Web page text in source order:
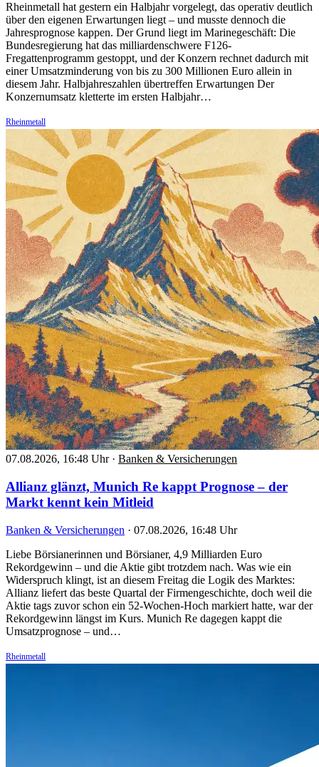
Rheinmetall hat gestern ein Halbjahr vorgelegt, das operativ deutlich
über den eigenen Erwartungen liegt – und musste dennoch die
Jahresprognose kappen. Der Grund liegt im Marinegeschäft: Die
Bundesregierung hat das milliardenschwere F126-
Fregattenprogramm gestoppt, und der Konzern rechnet dadurch mit
einer Umsatzminderung von bis zu 300 Millionen Euro allein in
diesem Jahr. Halbjahreszahlen übertreffen Erwartungen Der
Konzernumsatz kletterte im ersten Halbjahr…
Rheinmetall
07.08.2026, 16:48 Uhr · Banken & Versicherungen
Allianz glänzt, Munich Re kappt Prognose – der
Markt kennt kein Mitleid
Banken & Versicherungen · 07.08.2026, 16:48 Uhr
Liebe Börsianerinnen und Börsianer, 4,9 Milliarden Euro
Rekordgewinn – und die Aktie gibt trotzdem nach. Was wie ein
Widerspruch klingt, ist an diesem Freitag die Logik des Marktes:
Allianz liefert das beste Quartal der Firmengeschichte, doch weil die
Aktie tags zuvor schon ein 52-Wochen-Hoch markiert hatte, war der
Rekordgewinn längst im Kurs. Munich Re dagegen kappt die
Umsatzprognose – und…
Rheinmetall